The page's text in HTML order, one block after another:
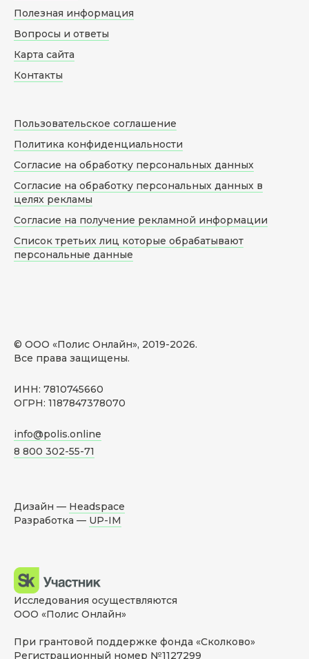
© ООО «Полис Онлайн», 2019-2026.
Все права защищены.
ИНН: 7810745660
ОГРН: 1187847378070
info@polis.online
8 800 302-55-71
Полезная информация
Вопросы и ответы
Карта сайта
Контакты
Пользовательское соглашение
Политика конфиденциальности
Согласие на обработку персональных данных
Согласие на обработку персональных данных в
целях рекламы
Согласие на получение рекламной информации
Список третьих лиц которые обрабатывают
персональные данные
Дизайн — Headspace
Разработка — UP-IM
Исследования осуществляются
ООО «Полис Онлайн»
При грантовой поддержке фонда «Сколково»
Регистрационный номер №1127299